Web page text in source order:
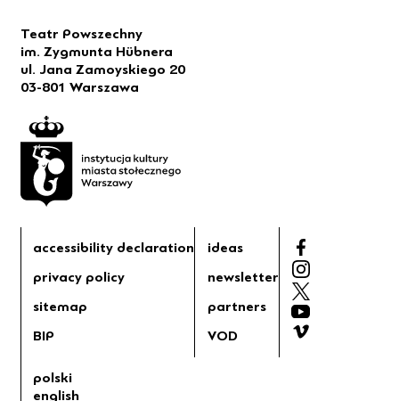
Teatr Powszechny
im. Zygmunta Hübnera
ul. Jana Zamoyskiego 20
03-801 Warszawa
accessibility declaration
privacy policy
sitemap
BIP
ideas
newsletter
partners
VOD
polski
english